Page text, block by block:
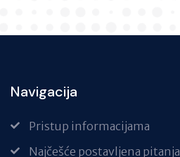
Navigacija
Pristup informacijama
Najčešće postavljena pitanja